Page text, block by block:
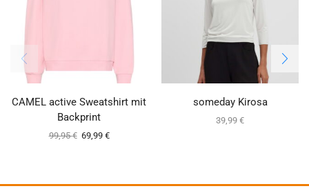
CAMEL active Sweatshirt mit
Backprint
99,95€ 69,99 €
someday Kirosa
39,99 €